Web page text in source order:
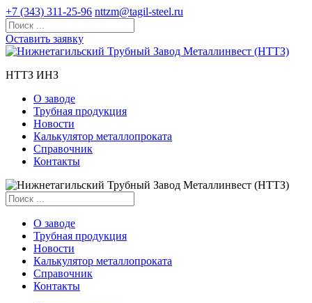
+7 (343) 311-25-96 nttzm@tagil-steel.ru
Оставить заявку
НТТЗ ИНЗ
О заводе
Трубная продукция
Новости
Калькулятор металлопроката
Справочник
Контакты
О заводе
Трубная продукция
Новости
Калькулятор металлопроката
Справочник
Контакты